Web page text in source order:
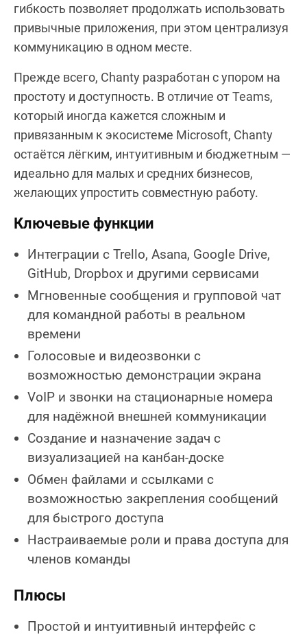
гибкость позволяет продолжать использовать
привычные приложения, при этом централизуя
коммуникацию в одном месте.
Прежде всего, Chanty разработан с упором на
простоту и доступность. В отличие от Teams,
который иногда кажется сложным и
привязанным к экосистеме Microsoft, Chanty
остаётся лёгким, интуитивным и бюджетным —
идеально для малых и средних бизнесов,
желающих упростить совместную работу.
Ключевые функции
Интеграции с Trello, Asana, Google Drive,
GitHub, Dropbox и другими сервисами
Мгновенные сообщения и групповой чат
для командной работы в реальном
времени
Голосовые и видеозвонки с
возможностью демонстрации экрана
VoIP и звонки на стационарные номера
для надёжной внешней коммуникации
Создание и назначение задач с
визуализацией на канбан-доске
Обмен файлами и ссылками с
возможностью закрепления сообщений
для быстрого доступа
Настраиваемые роли и права доступа для
членов команды
Плюсы
Простой и интуитивный интерфейс с